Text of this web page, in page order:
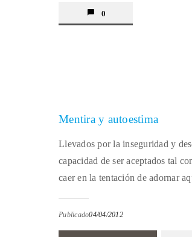
0
Mentira y autoestima
Llevados por la inseguridad y
capacidad de ser aceptados tal
caer en la tentación de adornar
Publicado04/04/2012